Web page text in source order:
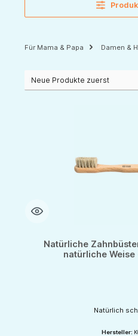
Für Mama & Papa Damen &
Natürliche
natürliche Weise
Natürlich
Hersteller: